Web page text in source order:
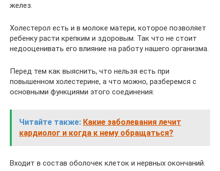
желез.
Холестерол есть и в молоке матери, которое позволяет
ребенку расти крепким и здоровым. Так что не стоит
недооценивать его влияние на работу нашего организма.
Перед тем как выяснить, что нельзя есть при
повышенном холестерине, а что можно, разберемся с
основными функциями этого соединения:
Читайте также: Какие заболевания лечит
кардиолог и когда к нему обращаться?
Входит в состав оболочек клеток и нервных окончаний.